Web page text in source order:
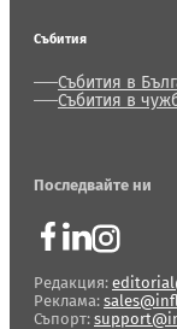
Събития
Събития в
Събития в
Последвайте ни
Редакция:
Реклама:
Съпорт: